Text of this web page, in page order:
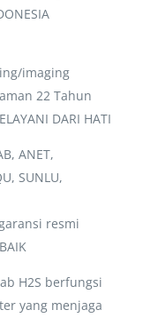
imaging
22 Tahun
DARI HATI
ANET,
SUNLU,
garansi resmi
H2S berfungsi
yang menjaga